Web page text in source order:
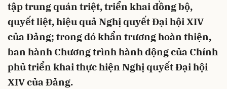
tập trung quán triệt, triển khai đồng bộ,
quyết liệt, hiệu quả Nghị quyết Đại hội XIV
của Đảng; trong đó khẩn trương hoàn thiện,
ban hành Chương trình hành động của Chính
phủ triển khai thực hiện Nghị quyết Đại hội
XIV của Đảng.
Hủy